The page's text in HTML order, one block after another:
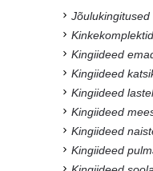
Jõulukingitused
Kinkekomplektid
Kingiideed
Kingiideed
Kingiideed
Kingiideed
Kingiideed
Kingiideed